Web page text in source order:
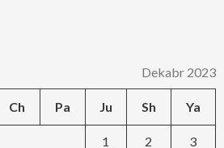
Dekabr 2023
Ch Pa Ju Sh Ya
1 2 3